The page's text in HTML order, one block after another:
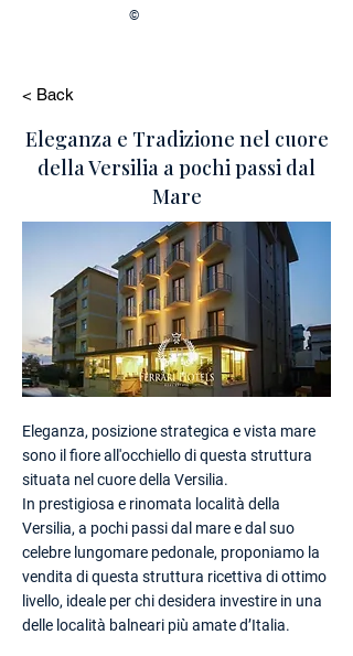
©
< Back
Eleganza e Tradizione nel cuore
della Versilia a pochi passi dal
Mare
Eleganza, posizione strategica e vista mare
sono il fiore all'occhiello di questa struttura
situata nel cuore della Versilia.
In prestigiosa e rinomata località della
Versilia, a pochi passi dal mare e dal suo
celebre lungomare pedonale, proponiamo la
vendita di questa struttura ricettiva di ottimo
livello, ideale per chi desidera investire in una
delle località balneari più amate d’Italia.